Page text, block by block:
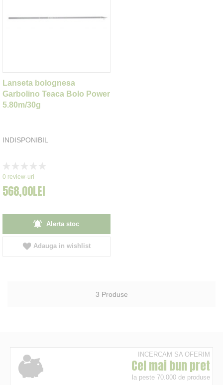
Lanseta bolognesa
Garbolino Teaca Bolo Power
5.80m/30g
INDISPONIBIL
0%
0 review-uri
568,00LEI
Alerta stoc
Adauga in wishlist
3 Produse
INCERCAM SA OFERIM
Cel mai bun pret
la peste 70.000 de produse